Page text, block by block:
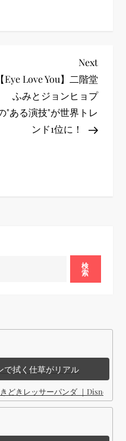
Next
Post
Next
【Eye Love You】二階堂
ふみとジョンヒョプ
"ある演技"が世界トレ
ンド1位に！
検
索
で拭く仕草がリアル
きどきレッサーパンダ ｜Disney (